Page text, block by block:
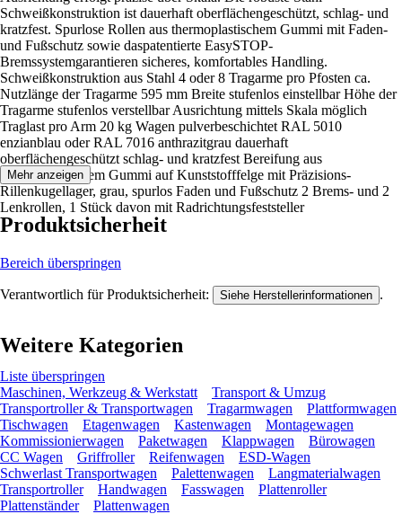
Schweißkonstruktion ist dauerhaft oberflächengeschützt, schlag- und
kratzfest. Spurlose Rollen aus thermoplastischem Gummi mit Faden-
und Fußschutz sowie daspatentierte EasySTOP-
Bremssystemgarantieren sicheres, komfortables Handling.
Schweißkonstruktion aus Stahl 4 oder 8 Tragarme pro Pfosten ca.
Nutzlänge der Tragarme 595 mm Breite stufenlos einstellbar Höhe der
Tragarme stufenlos verstellbar Ausrichtung mittels Skala möglich
Traglast pro Arm 20 kg Wagen pulverbeschichtet RAL 5010
enzianblau oder RAL 7016 anthrazitgrau dauerhaft
oberflächengeschützt schlag- und kratzfest Bereifung aus
thermoplastischem Gummi auf Kunststofffelge mit Präzisions-
Rillenkugellager, grau, spurlos Faden und Fußschutz 2 Brems- und 2
Lenkrollen, 1 Stück davon mit Radrichtungsfeststeller
Mehr anzeigen
Produktsicherheit
Bereich überspringen
Verantwortlich für Produktsicherheit: Siehe Herstellerinformationen .
Weitere Kategorien
Liste überspringen
Maschinen, Werkzeug & Werkstatt
Transport & Umzug
Transportroller & Transportwagen
Tragarmwagen
Plattformwagen
Tischwagen
Etagenwagen Kastenwagen
Montagewagen
Kommissionierwagen
Paketwagen Klappwagen
Bürowagen
CC Wagen
Griffroller Reifenwagen
ESD-Wagen
Schwerlast Transportwagen
Palettenwagen
Langmaterialwagen
Transportroller
Handwagen Fasswagen
Plattenroller
Plattenständer
Plattenwagen